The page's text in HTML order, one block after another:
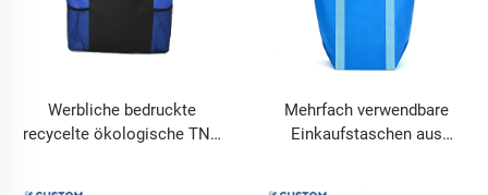
Werbliche bedruckte
recycelte ökologische TNT-
Mehrfach verwendbare
Einkaufstaschen aus